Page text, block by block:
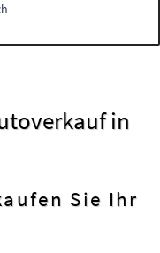
in
Sie Ihr